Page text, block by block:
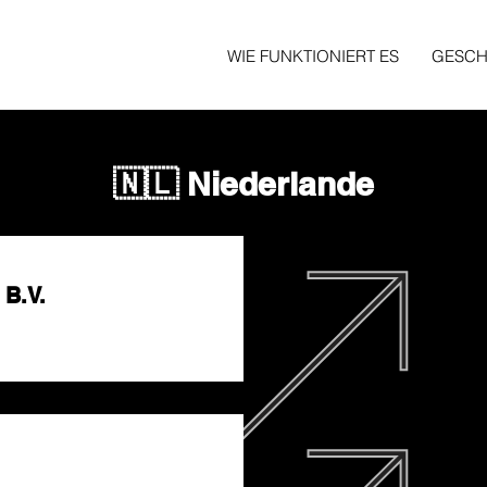
WIE FUNKTIONIERT ES
🇳🇱 Niederlande